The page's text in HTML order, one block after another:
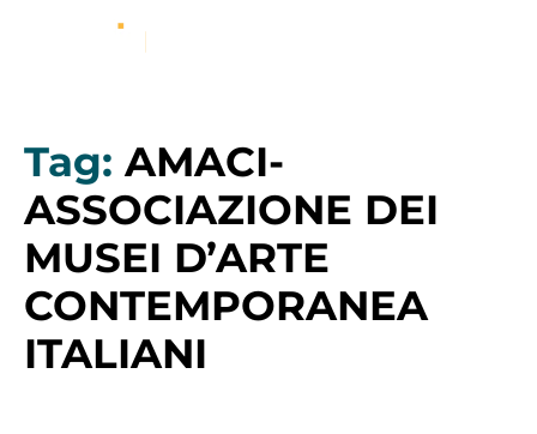
Tag:AMACI-
ASSOCIAZIONE DEI
MUSEI D’ARTE
CONTEMPORANEA
ITALIANI